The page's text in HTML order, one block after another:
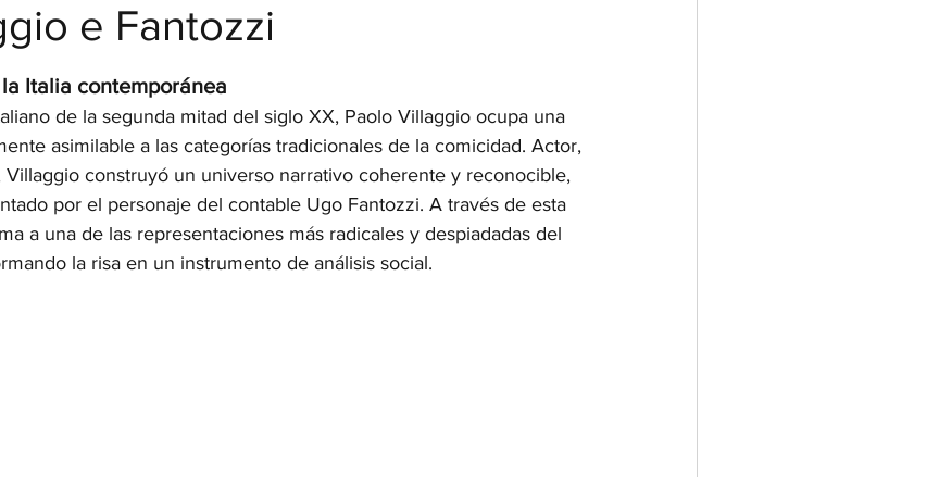
e Fantozzi
Italia contemporánea
de la segunda mitad del siglo XX, Paolo Villaggio ocupa una
asimilable a las categorías tradicionales de la comicidad. Actor,
construyó un universo narrativo coherente y reconocible,
por el personaje del contable Ugo Fantozzi. A través de esta
a una de las representaciones más radicales y despiadadas del
la risa en un instrumento de análisis social.